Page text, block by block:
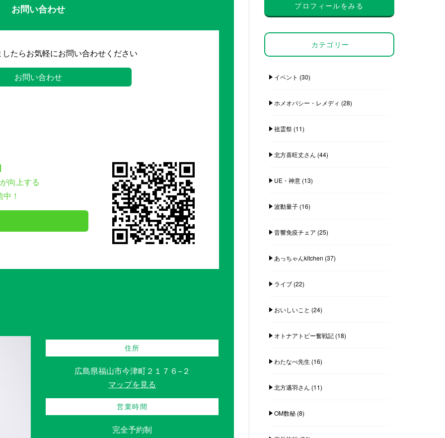
お問い合わせ
たらお気軽にお問い合わせください
お問い合わせ
向上する
！
住所
広島県福山市今津町２１７６−２
マップを見る
営業時間
完全予約制
プロフィールをみる
カテゴリー
イベント (30)
ホメオパシー・レメディ (28)
祖霊祭(11)
北方喜旺丈さん (44)
UE・神意(13)
波動量子(16)
音響免疫チェア (25)
あっちゃんkitchen (37)
ライブ(22)
おいしいこと (24)
オトナアトピー奮戦記(18)
わたなべ先生 (16)
北方邁羽さん (11)
OM数秘(8)